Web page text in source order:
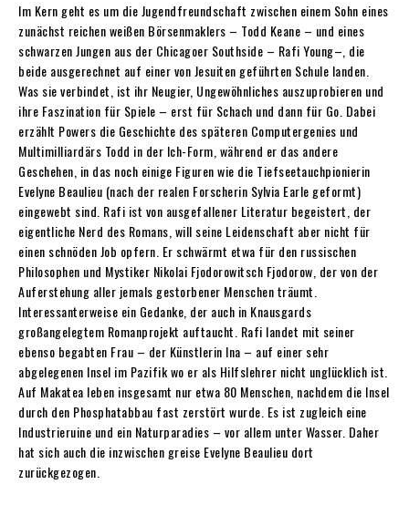
Im Kern geht es um die Jugendfreundschaft zwischen einem Sohn eines
zunächst reichen weißen Börsenmaklers – Todd Keane – und eines
schwarzen Jungen aus der Chicagoer Southside – Rafi Young–, die
beide ausgerechnet auf einer von Jesuiten geführten Schule landen.
Was sie verbindet, ist ihr Neugier, Ungewöhnliches auszuprobieren und
ihre Faszination für Spiele – erst für Schach und dann für Go. Dabei
erzählt Powers die Geschichte des späteren Computergenies und
Multimilliardärs Todd in der Ich-Form, während er das andere
Geschehen, in das noch einige Figuren wie die Tiefseetauchpionierin
Evelyne Beaulieu (nach der realen Forscherin Sylvia Earle geformt)
eingewebt sind. Rafi ist von ausgefallener Literatur begeistert, der
eigentliche Nerd des Romans, will seine Leidenschaft aber nicht für
einen schnöden Job opfern. Er schwärmt etwa für den russischen
Philosophen und Mystiker Nikolai Fjodorowitsch Fjodorow, der von der
Auferstehung aller jemals gestorbener Menschen träumt.
Interessanterweise ein Gedanke, der auch in Knausgards
großangelegtem Romanprojekt auftaucht. Rafi landet mit seiner
ebenso begabten Frau – der Künstlerin Ina – auf einer sehr
abgelegenen Insel im Pazifik wo er als Hilfslehrer nicht unglücklich ist.
Auf Makatea leben insgesamt nur etwa 80 Menschen, nachdem die Insel
durch den Phosphatabbau fast zerstört wurde. Es ist zugleich eine
Industrieruine und ein Naturparadies – vor allem unter Wasser. Daher
hat sich auch die inzwischen greise Evelyne Beaulieu dort
zurückgezogen.